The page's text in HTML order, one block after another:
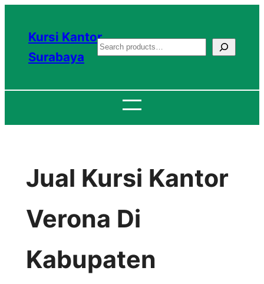
konten
Kursi Kantor
Surabaya
S
a
c
Jual Kursi Kantor
Verona Di
Kabupaten